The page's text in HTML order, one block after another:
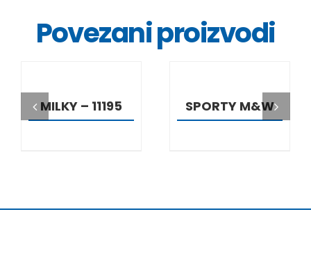
Povezani proizvodi
MILKY – 11195 SPORTY M&W